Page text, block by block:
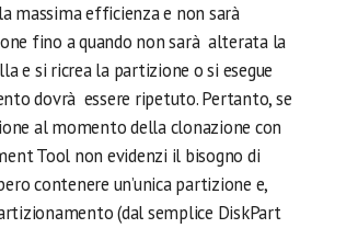
massima efficienza e non sarà
fino a quando non sarà alterata la
e si ricrea la partizione o si esegue
dovrà essere ripetuto. Pertanto, se
al momento della clonazione con
Tool non evidenzi il bisogno di
contenere un’unica partizione e,
(dal semplice DiskPart